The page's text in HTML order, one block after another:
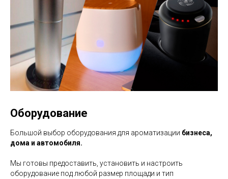
Оборудование
Большой выбор оборудования для ароматизации бизнеса,
дома и автомобиля.
Мы готовы предоставить, установить и настроить
оборудование под любой размер площади и тип